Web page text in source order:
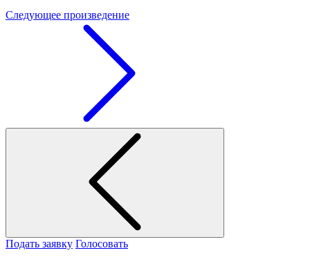
Следующее произведение
Подать заявку Голосовать